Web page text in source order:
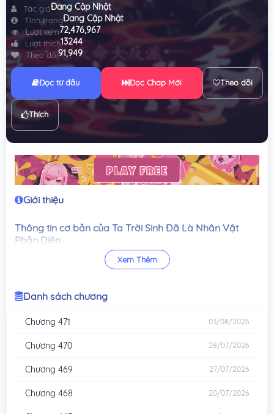
Tác giảĐang Cập Nhật
Tình trạngĐang Cập Nhật
Lượt xem72,476,967
Lượt thích13244
Theo dõi91,949
Đọc từ đầu Đọc Chap Mới Theo dõi
Thích
Giới thiệu
Thông tin cơ bản của Ta Trời Sinh Đã Là Nhân Vật
Phản Diện
Tên gốc: 我！天命大反派
Tác giả nguyên tác: Thiên Mệnh Phản Phái (天命反派)
Thể loại: Huyền huyễn, xuyên không, hệ thống, phản diện, tu
tiên
Nhân Vật Phản Diện
Bộ truyện mở ra khi Cố Trường Ca xuyên vào một thế giới
Xem Thêm
Danh sách chương
Chương 471 03/08/2026
Chương 470 28/07/2026
Chương 469 27/07/2026
Chương 468 20/07/2026